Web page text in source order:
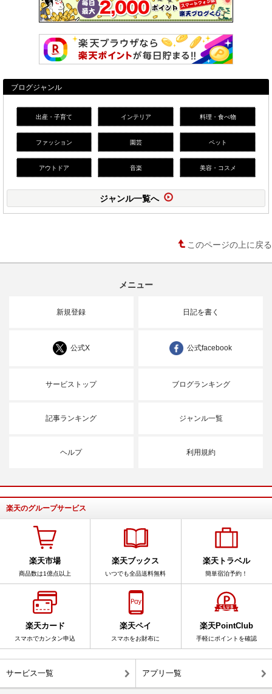
ブログジャンル
出産・子育て インテリア 料理・食べ物
ファッション 園芸 ペット
アウトドア 音楽 美容・コスメ
ジャンル一覧へ
このページの上に戻る
メニュー
新規登録 日記を書く
公式X 公式facebook
サービストップ ブログランキング
記事ランキング ジャンル一覧
ヘルプ 利用規約
楽天のグループサービス
楽天市場
商品数は1億点以上
楽天ブックス
いつでも全品送料無料
楽天トラベル
簡単宿泊予約！
楽天カード
スマホでカンタン申込
楽天ペイ
スマホをお財布に
楽天PointClub
手軽にポイントを確認
サービス一覧 アプリ一覧